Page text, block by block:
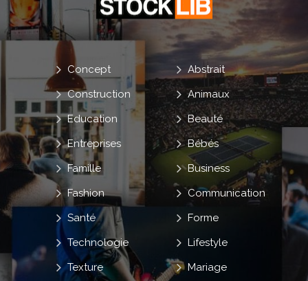
Abstrait
Animaux
Beauté
Bébés
Business
Communication
Concept
Construction
Education
Entreprises
Famille
Fashion
Forme
Lifestyle
Mariage
Santé
Technologie
Texture